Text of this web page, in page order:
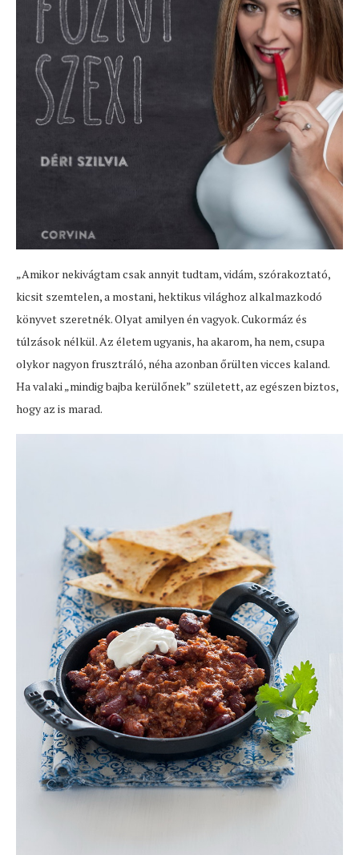
„Amikor nekivágtam csak annyit tudtam, vidám, szórakoztató,
kicsit szemtelen, a mostani, hektikus világhoz alkalmazkodó
könyvet szeretnék. Olyat amilyen én vagyok. Cukormáz és
túlzások nélkül. Az életem ugyanis, ha akarom, ha nem, csupa
olykor nagyon frusztráló, néha azonban őrülten vicces kaland.
Ha valaki „mindig bajba kerülőnek” született, az egészen biztos,
hogy az is marad.